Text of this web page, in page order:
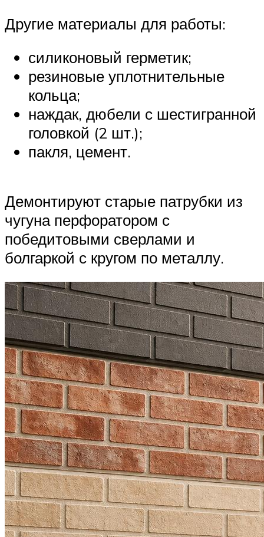
Другие материалы для работы:
силиконовый герметик;
резиновые уплотнительные
кольца;
наждак, дюбели с шестигранной
головкой (2 шт.);
пакля, цемент.
Демонтируют старые патрубки из
чугуна перфоратором с
победитовыми сверлами и
болгаркой с кругом по металлу.